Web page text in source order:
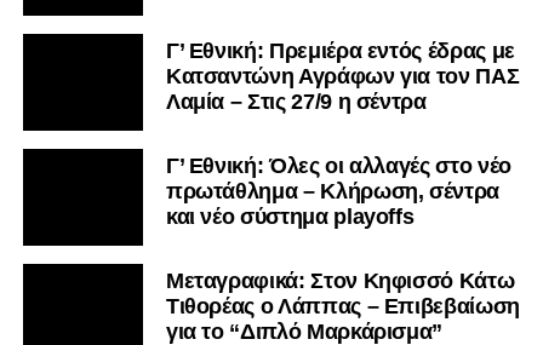
Γ’ Εθνική: Πρεμιέρα εντός έδρας με
Κατσαντώνη Αγράφων για τον ΠΑΣ
Λαμία – Στις 27/9 η σέντρα
Γ’ Εθνική: Όλες οι αλλαγές στο νέο
πρωτάθλημα – Κλήρωση, σέντρα
και νέο σύστημα playoffs
Μεταγραφικά: Στον Κηφισσό Κάτω
Τιθορέας ο Λάππας – Επιβεβαίωση
για το “Διπλό Μαρκάρισμα”